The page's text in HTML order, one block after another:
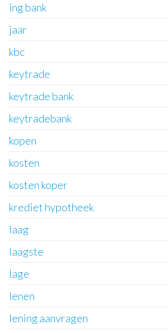
ing bank
jaar
kbc
keytrade
keytrade bank
keytradebank
kopen
kosten
kosten koper
krediet hypotheek
laag
laagste
lage
lenen
lening aanvragen